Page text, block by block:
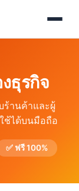
ธุรกิจ
ร้านค้าและผู้
ช้ได้บนมือถือ
✅ ฟรี 100%